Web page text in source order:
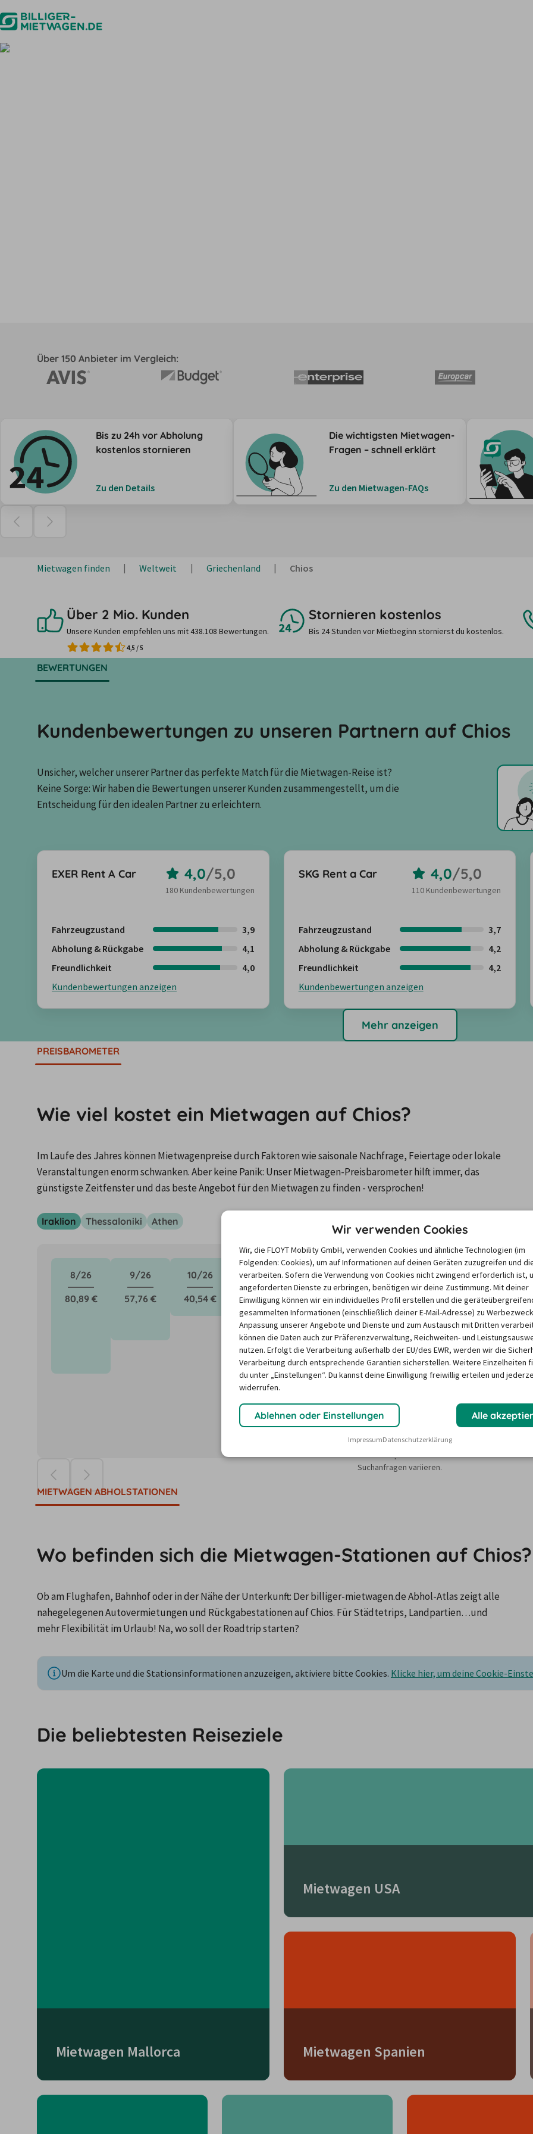
Über 150 Anbieter im Vergleich:
Bis zu 24h vor Abholung
kostenlos stornieren
Zu den Details
Die wichtigsten Mietwagen-
Fragen – schnell erklärt
Zu den Mietwagen-FAQs
Mietwagen finden Weltweit Griechenland Chios
Über 2 Mio. Kunden
Unsere Kunden empfehlen uns mit 438.108 Bewertungen.
4,5 /5
Stornieren kostenlos
Bis 24 Stunden vor Mietbeginn stornierst du kostenlos.
BEWERTUNGEN
Kundenbewertungen zu unseren Partnern auf Chios
Unsicher, welcher unserer Partner das perfekte Match für die Mietwagen-Reise ist?
Keine Sorge: Wir haben die Bewertungen unserer Kunden zusammengestellt, um die
Entscheidung für den idealen Partner zu erleichtern.
EXER Rent A Car 4,0/5,0
180 Kundenbewertungen
Fahrzeugzustand
3,9
Abholung & Rückgabe
4,1
Freundlichkeit
4,0
Kundenbewertungen anzeigen
SKG Rent a Car 4,0/5,0
110 Kundenbewertungen
Fahrzeugzustand
3,7
Abholung & Rückgabe
4,2
Freundlichkeit
4,2
Kundenbewertungen anzeigen
Mehr anzeigen
PREISBAROMETER
Wie viel kostet ein Mietwagen auf Chios?
Im Laufe des Jahres können Mietwagenpreise durch Faktoren wie saisonale Nachfrage, Feiertage oder lokale
Veranstaltungen enorm schwanken. Aber keine Panik: Unser Mietwagen-Preisbarometer hilft immer, das
günstigste Zeitfenster und das beste Angebot für den Mietwagen zu finden - versprochen!
Iraklion Thessaloniki Athen
8/26
80,89 €
9/26
57,76 €
10/26
40,54 €
11/26
39,16 €
12/26
43,76 €
1/27
44,70 €
2/27
43,42 €
3/27
47,02 €
Die Preise basieren auf dem Minimum Median-Suchpreis für die nächsten 12 Monate und
Suchanfragen variieren.
MIETWAGEN ABHOLSTATIONEN
Wo befinden sich die Mietwagen-Stationen auf Chios?
Ob am Flughafen, Bahnhof oder in der Nähe der Unterkunft: Der billiger-mietwagen.de Abhol-Atlas zeigt alle
nahegelegenen Autovermietungen und Rückgabestationen auf Chios. Für Städtetrips, Landpartien…und
mehr Flexibilität im Urlaub! Na, wo soll der Roadtrip starten?
Um die Karte und die Stationsinformationen anzuzeigen, aktiviere bitte Cookies. Klicke hier, um deine Cookie-
Die beliebtesten Reiseziele
Mietwagen Mallorca
Mietwagen USA
Mietwagen Spanien
Wir verwenden Cookies
Wir, die FLOYT Mobility GmbH, verwenden Cookies und ähnliche Technologien (im
Folgenden: Cookies), um auf Informationen auf deinen Geräten zuzugreifen und
verarbeiten. Sofern die Verwendung von Cookies nicht zwingend erforderlich ist,
angeforderten Dienste zu erbringen, benötigen wir deine Zustimmung. Mit deiner
Einwilligung können wir ein individuelles Profil erstellen und die
gesammelten Informationen (einschließlich deiner E-Mail-Adresse) zu
Anpassung unserer Angebote und Dienste und zum Austausch mit Dritten
können die Daten auch zur Präferenzverwaltung, Reichweiten- und
nutzen. Erfolgt die Verarbeitung außerhalb der EU/des EWR, werden wir die
Verarbeitung durch entsprechende Garantien sicherstellen. Weitere Einzelheiten
du unter „Einstellungen“. Du kannst deine Einwilligung freiwillig erteilen und
widerrufen.
Ablehnen oder Einstellungen Alle
ImpressumDatenschutzerklärung